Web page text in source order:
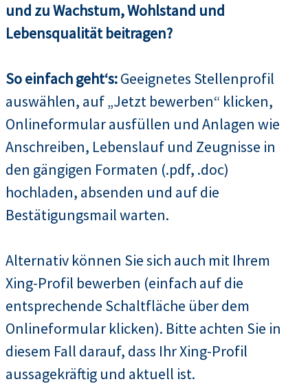
und zu Wachstum, Wohlstand und
Lebensqualität beitragen?
So einfach geht‘s:Geeignetes Stellenprofil
auswählen, auf „Jetzt bewerben“ klicken,
Onlineformular ausfüllen und Anlagen wie
Anschreiben, Lebenslauf und Zeugnisse in
den gängigen Formaten (.pdf, .doc)
hochladen, absenden und auf die
Bestätigungsmail warten.
Alternativ können Sie sich auch mit Ihrem
Xing-Profil bewerben (einfach auf die
entsprechende Schaltfläche über dem
Onlineformular klicken). Bitte achten Sie in
diesem Fall darauf, dass Ihr Xing-Profil
aussagekräftig und aktuell ist.